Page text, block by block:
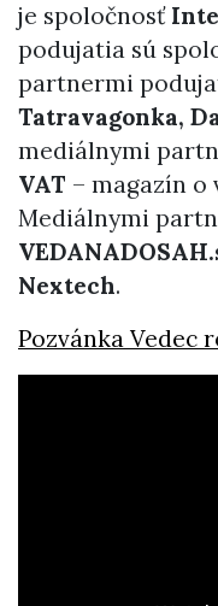
je spoločnosť
podujatia sú
partnermi
Tatravagonka,
mediálnymi
VAT – magazín o
Mediálnymi
Nextech.
Pozvánka Vedec